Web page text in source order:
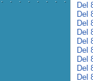
Del
Del
Del
Del
Del
Del
Del
Del
Del